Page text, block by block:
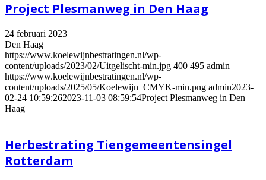
Project Plesmanweg in Den Haag
24 februari 2023
Den Haag
https://www.koelewijnbestratingen.nl/wp-
content/uploads/2023/02/Uitgelischt-min.jpg 400 495 admin
https://www.koelewijnbestratingen.nl/wp-
content/uploads/2025/05/Koelewijn_CMYK-min.png admin2023-
02-24 10:59:262023-11-03 08:59:54Project Plesmanweg in Den
Haag
Herbestrating Tiengemeentensingel
Rotterdam